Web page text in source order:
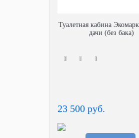
Туалетная кабина
дачи (без бака)
23 500 руб.